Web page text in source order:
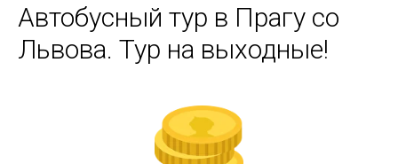
Автобусный тур в Прагу со
Львова. Тур на выходные!